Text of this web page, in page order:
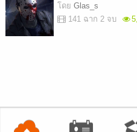
โดย Glas_s
141 ฉาก 2 จบ